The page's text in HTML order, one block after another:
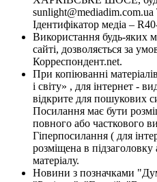
sunlight@mediadim.com.ua
Ідентифікатор медіа –
Використання будь-яких
сайті, дозволяється за
Корреспондент.net.
При копіюванні
і світу» , для інтернет -
відкрите для пошукових
Посилання має бути
повного або часткового
Гіперпосилання ( для
розміщена в
матеріалу.
Новини з позначками